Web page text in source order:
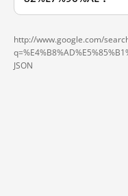
http://www.google.com/
JSON